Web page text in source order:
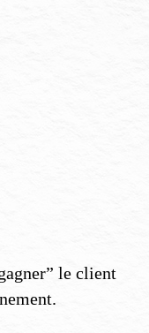
le client